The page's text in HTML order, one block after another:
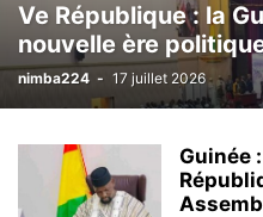
Ve République : la
nouvelle ère
nimba224 - 17 juillet 2026
Guinée